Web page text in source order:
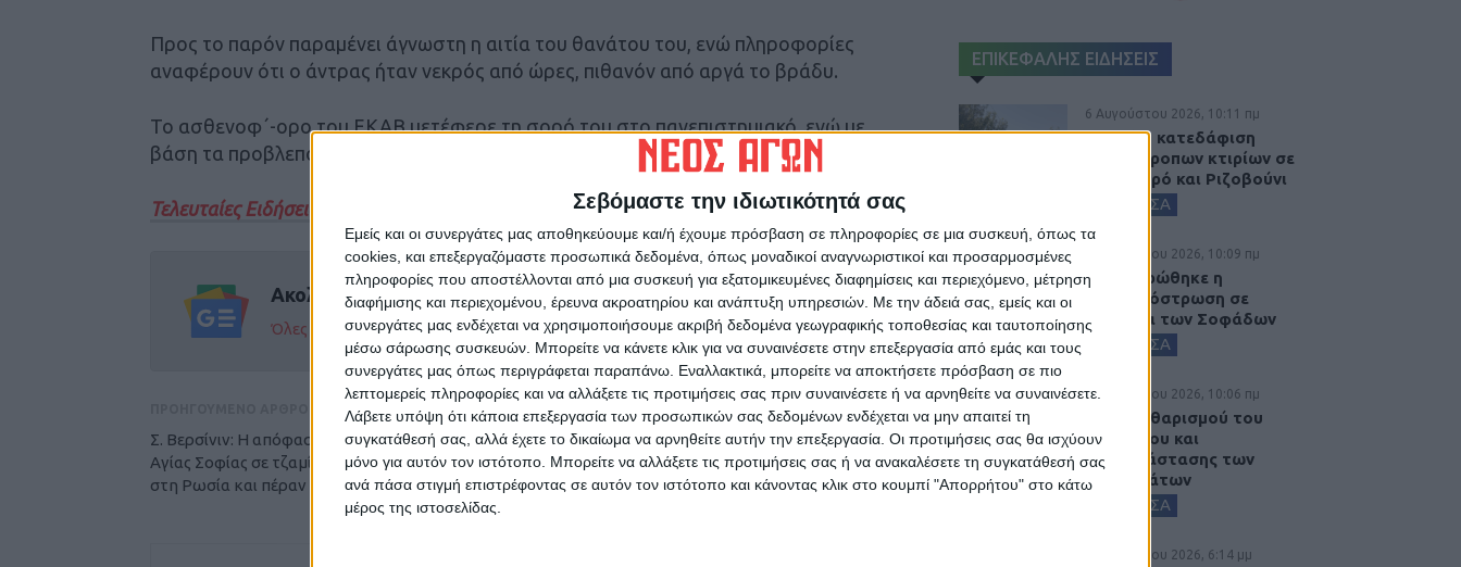
Σεβόμαστε την ιδιωτικότητά σας
Εμείς και οι συνεργάτες μας αποθηκεύουμε και/ή έχουμε πρόσβαση σε πληροφορίες σε μια συσκευή, όπως τα
cookies, και επεξεργαζόμαστε προσωπικά δεδομένα, όπως μοναδικοί αναγνωριστικοί και προσαρμοσμένες
πληροφορίες που αποστέλλονται από μια συσκευή για εξατομικευμένες διαφημίσεις και περιεχόμενο, μέτρηση
διαφήμισης και περιεχομένου, έρευνα ακροατηρίου και ανάπτυξη υπηρεσιών. Με την άδειά σας, εμείς και οι
συνεργάτες μας ενδέχεται να χρησιμοποιήσουμε ακριβή δεδομένα γεωγραφικής τοποθεσίας και ταυτοποίησης
μέσω σάρωσης συσκευών. Μπορείτε να κάνετε κλικ για να συναινέσετε στην επεξεργασία από εμάς και τους
συνεργάτες μας όπως περιγράφεται παραπάνω. Εναλλακτικά, μπορείτε να αποκτήσετε πρόσβαση σε πιο
λεπτομερείς πληροφορίες και να αλλάξετε τις προτιμήσεις σας πριν συναινέσετε ή να αρνηθείτε να συναινέσετε.
Λάβετε υπόψη ότι κάποια επεξεργασία των προσωπικών σας δεδομένων ενδέχεται να μην απαιτεί τη
συγκατάθεσή σας, αλλά έχετε το δικαίωμα να αρνηθείτε αυτήν την επεξεργασία. Οι προτιμήσεις σας θα ισχύουν
μόνο για αυτόν τον ιστότοπο. Μπορείτε να αλλάξετε τις προτιμήσεις σας ή να ανακαλέσετε τη συγκατάθεσή σας
ανά πάσα στιγμή επιστρέφοντας σε αυτόν τον ιστότοπο και κάνοντας κλικ στο κουμπί "Απορρήτου" στο κάτω
μέρος της ιστοσελίδας.
Προς το παρόν παραμένει άγνωστη η αιτία του θανάτου του, ενώ πληροφορίες
αναφέρουν ότι ο άντρας ήταν νεκρός από ώρες, πιθανόν από αργά το βράδυ.
Το ασθενοφ΄-ορο του ΕΚΑΒ μετέφερε τη σορό του στο πανεπιστημιακό, ενώ με
βάση τα προβλεπόενα αναμένεται νεκροψια- νεκροτομή.
Τελευταίες Ειδήσεις Σήμερα
Ακολούθησε την εφημερίδα ΝΕΟΣ ΑΓΩΝ στο Google News!
Όλες οι εξελίξεις στην περιοχή της Καρδίτσας και ευρύτερα της Θεσσαλίας
Σ. Βερσίνιν: Η απόφαση για μετατροπή της
Αγίας Σοφίας σε τζαμί προκάλεσε κατακραυγή
στη Ρωσία και πέραν αυτής
ΕΠΟΜΕΝΟ ΑΡΘΡΟ
Πρεμιέρα θερινών εκπτώσεων στην αγορά της
Καρδίτσας
ΕΠΙΚΕΦΑΛΗΣ ΕΙΔΗΣΕΙΣ
6 Αυγούστου 2026, 10:11 πμ
Ξεκινά η κατεδάφιση
ετοιμόρροπων κτιρίων σε
Αγναντερό και Ριζοβούνι
ΚΑΡΔΙΤΣΑ
6 Αυγούστου 2026, 10:09 πμ
Ολοκληρώθηκε η
ασφαλτόστρωση σε
τμήματα των Σοφάδων
ΚΑΡΔΙΤΣΑ
6 Αυγούστου 2026, 10:06 πμ
Έργο καθαρισμού του
Ρογόζινου και
αποκατάστασης των
αναχωμάτων
ΚΑΡΔΙΤΣΑ
5 Αυγούστου 2026, 6:14 μμ